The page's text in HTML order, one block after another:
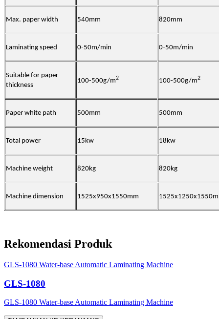
Max. paper width 540mm 820mm
Laminating speed 0-50m/min 0-50m/min
Suitable for paper
thickness
100-500g/m2 100-500g/m2
Paper white path 500mm 500mm
Total power 15kw 18kw
Machine weight 820kg 820kg
Machine dimension 1525x950x1550mm
Rekomendasi Produk
GLS-1080 Water-base Automatic Laminating Machine
GLS-1080
GLS-1080 Water-base Automatic Laminating Machine